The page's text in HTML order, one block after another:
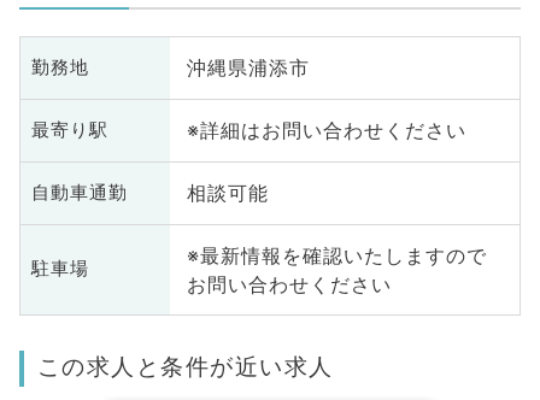
勤務地 沖縄県浦添市
最寄り駅 ※詳細はお問い合わせください
自動車通勤 相談可能
駐車場
※最新情報を確認いたしますので
お問い合わせください
この求人と条件が近い求人